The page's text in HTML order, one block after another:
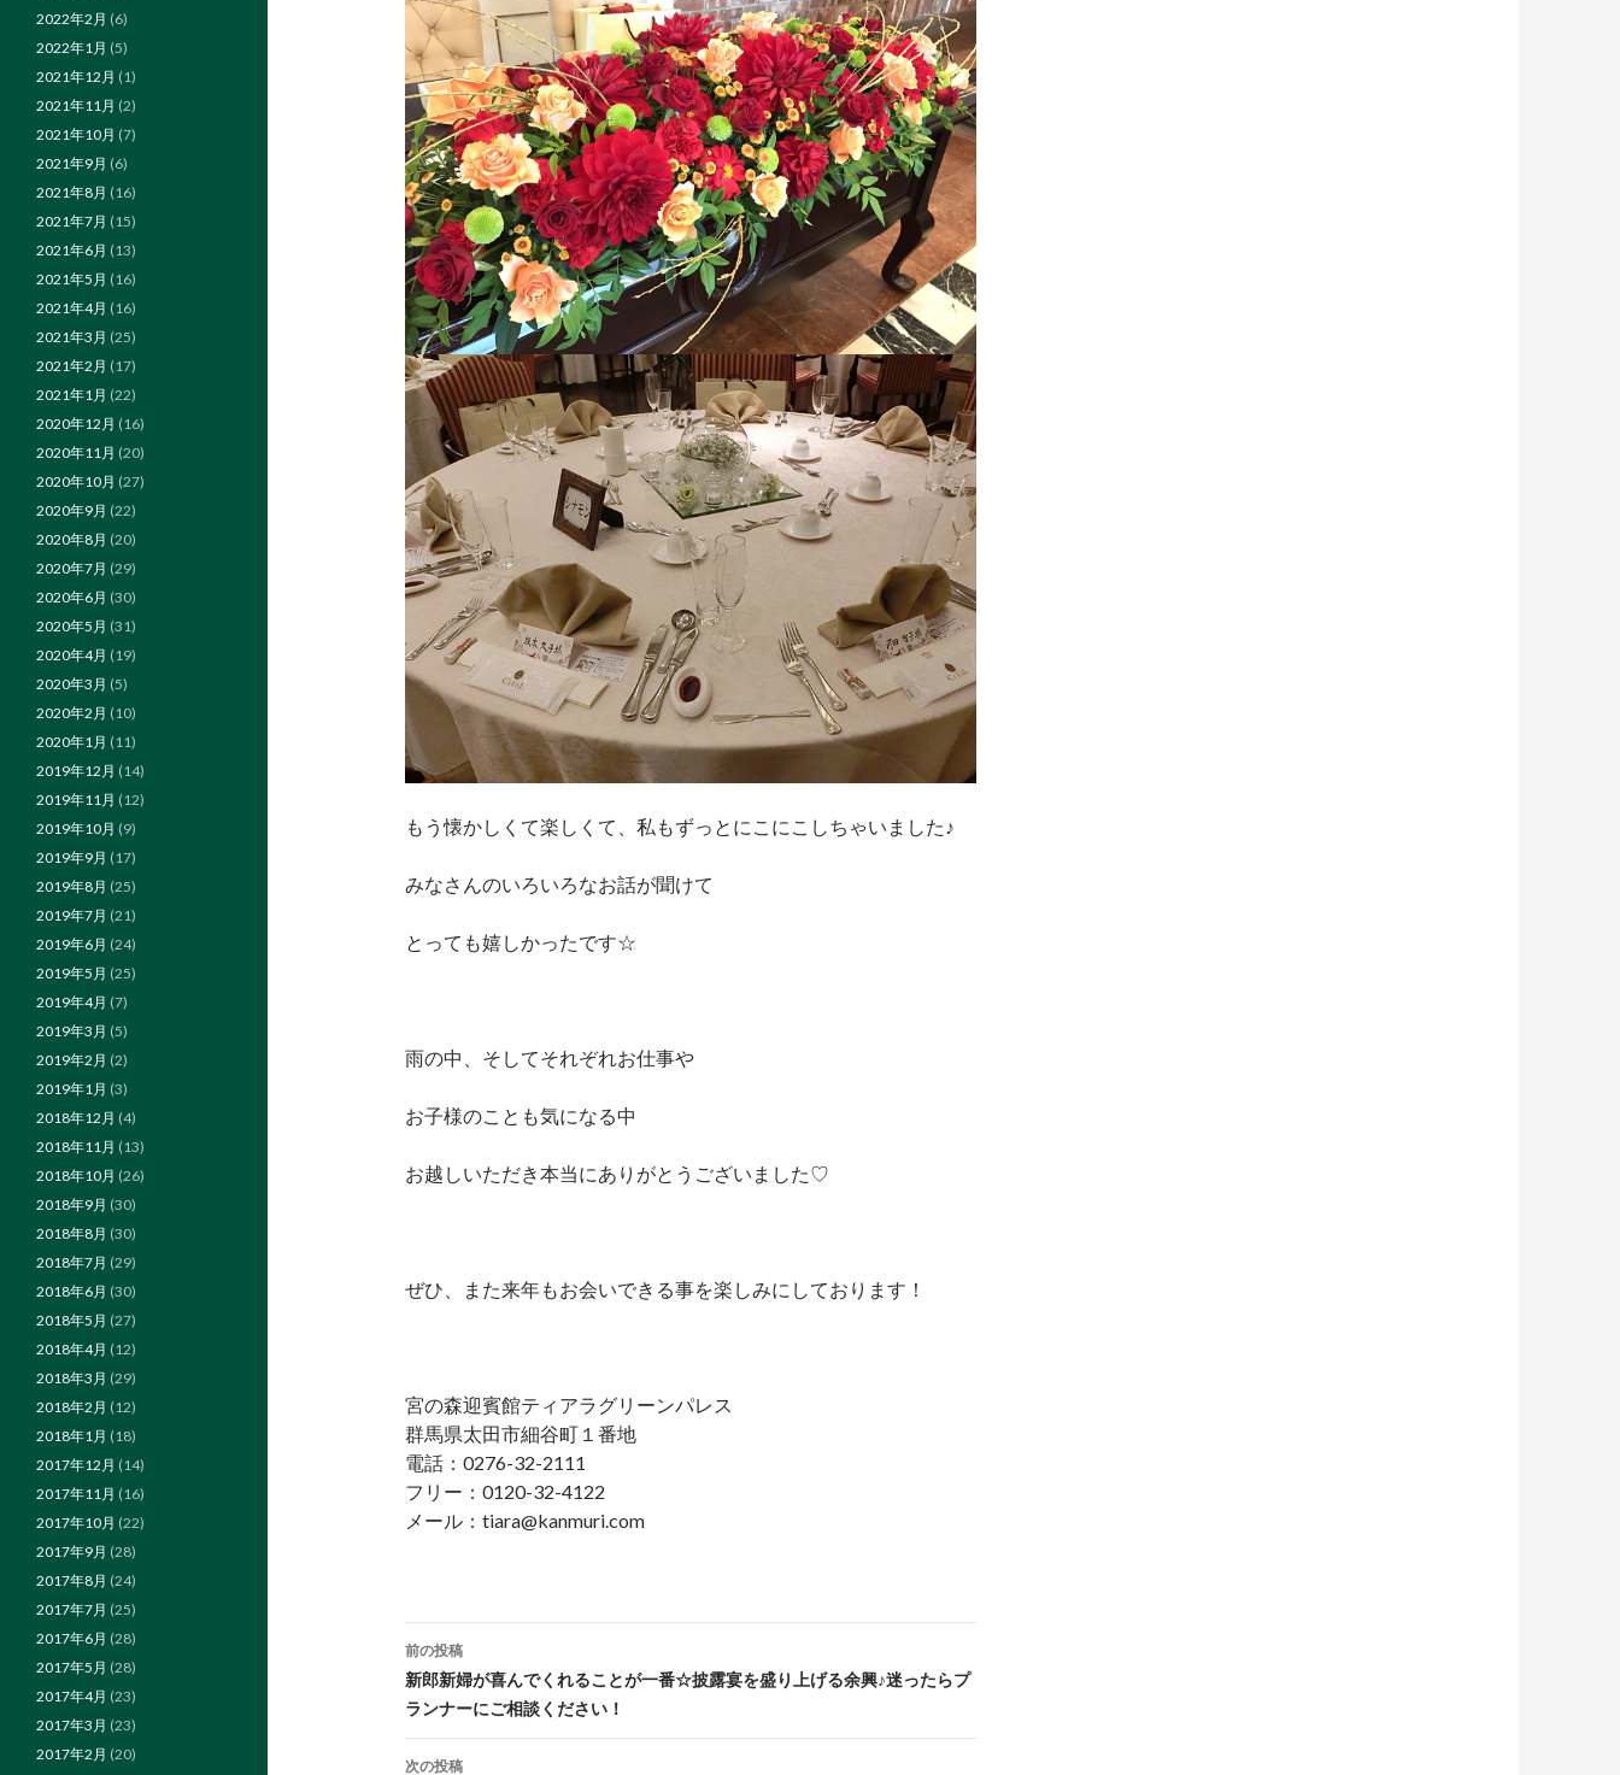
もう懐かしくて楽しくて、私もずっとにこにこしちゃいました♪
みなさんのいろいろなお話が聞けて
とっても嬉しかったです☆
雨の中、そしてそれぞれお仕事や
お子様のことも気になる中
お越しいただき本当にありがとうございました♡
ぜひ、また来年もお会いできる事を楽しみにしております！
宮の森迎賓館ティアラグリーンパレス
群馬県太田市細谷町１番地
電話：0276-32-2111
フリー：0120-32-4122
メール：tiara@kanmuri.com
投
稿
ナ
前の投稿
新郎新婦が喜んでくれることが一番☆披露宴を盛り上げる余興♪迷ったらプ
ランナーにご相談ください！
次の投稿
2022年2月 (6)
2022年1月 (5)
2021年12月 (1)
2021年11月 (2)
2021年10月 (7)
2021年9月 (6)
2021年8月 (16)
2021年7月 (15)
2021年6月 (13)
2021年5月 (16)
2021年4月 (16)
2021年3月 (25)
2021年2月 (17)
2021年1月 (22)
2020年12月 (16)
2020年11月 (20)
2020年10月 (27)
2020年9月 (22)
2020年8月 (20)
2020年7月 (29)
2020年6月 (30)
2020年5月 (31)
2020年4月 (19)
2020年3月 (5)
2020年2月 (10)
2020年1月 (11)
2019年12月 (14)
2019年11月 (12)
2019年10月 (9)
2019年9月 (17)
2019年8月 (25)
2019年7月 (21)
2019年6月 (24)
2019年5月 (25)
2019年4月 (7)
2019年3月 (5)
2019年2月 (2)
2019年1月 (3)
2018年12月 (4)
2018年11月 (13)
2018年10月 (26)
2018年9月 (30)
2018年8月 (30)
2018年7月 (29)
2018年6月 (30)
2018年5月 (27)
2018年4月 (12)
2018年3月 (29)
2018年2月 (12)
2018年1月 (18)
2017年12月 (14)
2017年11月 (16)
2017年10月 (22)
2017年9月 (28)
2017年8月 (24)
2017年7月 (25)
2017年6月 (28)
2017年5月 (28)
2017年4月 (23)
2017年3月 (23)
2017年2月 (20)